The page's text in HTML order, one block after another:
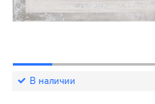
В наличии